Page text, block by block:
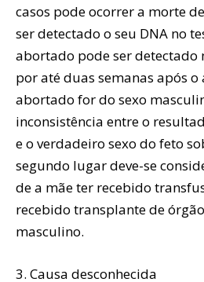
casos pode ocorrer a morte
ser detectado o seu DNA no
abortado pode ser detectado
por até duas semanas após o
abortado for do sexo
inconsistência entre o
e o verdadeiro sexo do feto
segundo lugar deve-se
de a mãe ter recebido
recebido transplante de
masculino.
3. Causa desconhecida